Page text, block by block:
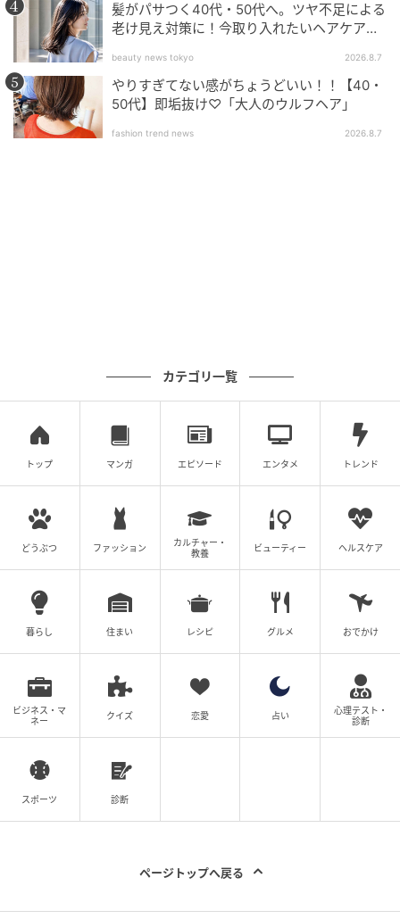
艶やかなストレートボブ
出典：Instagram
髪の美しさが際立つ、ストレートタッチのシンプルな
ボブです。毛先だけを内側へ入れることで、クールに
寄り過ぎず、落ち着いた表情を与えています。クシ跡
を残したウェットな質感が、髪に艶をプラス。余計な
装飾を削ぎ落とした洗練されたシルエットで、大人の
気品を漂わせたい人にオススメです。
※本文中の画像は投稿主様より掲載許諾をいただいて
います。
※こちらの記事では@kzs_hair様のInstagram投稿をご
※記事内の情報は執筆時のものになります。価格変更
髪がパサつく40代・50代へ。ツヤ不足による
老け見え対策に！今取り入れたいヘアケア名
beauty news tokyo 2026.8.7
やりすぎてない感がちょうどいい！！【40・
50代】即垢抜け♡「大人のウルフヘア」
fashion trend news 2026.8.7
カテゴリ一覧
トップ マンガ エピソード エンタメ トレンド
どうぶつ ファッション
カルチャー・
教養
ビューティー ヘルスケア
暮らし 住まい レシピ グルメ おでかけ
ビジネス・マ
ネー
クイズ 恋愛 占い
心理テスト・
診断
スポーツ 診断
ページトップへ戻る